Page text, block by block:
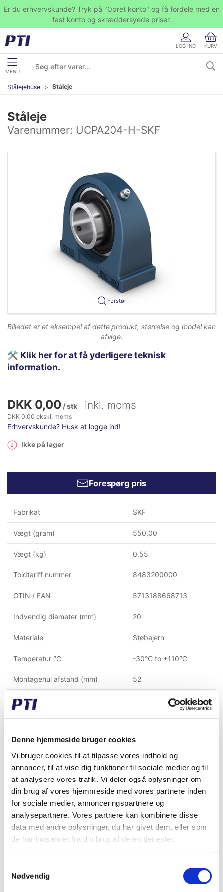
Denne hjemmeside bruger cookies
Vi bruger cookies til at tilpasse vores indhold og
annoncer, til at vise dig funktioner til sociale medier og til
at analysere vores trafik. Vi deler også oplysninger om
din brug af vores hjemmeside med vores partnere inden
for sociale medier, annonceringspartnere og
analysepartnere. Vores partnere kan kombinere disse
data med andre oplysninger, du har givet dem, eller som
de har indsamlet fra din brug af deres tjenester.
Nødvendig
Er du erhvervskunde? Tryk på "Opret konto" og få fordele med en
fast konto og skræddersyede priser.
LOG IND KURV
MENU
Stålejehuse Ståleje
Ståleje
Varenummer: UCPA204-H-SKF
Forstør
Billedet er et eksempel af dette produkt, størrelse og model kan
afvige.
🛠️ Klik her for at få yderligere teknisk
information.
DKK 0,00 / stk inkl. moms
DKK 0,00 ekskl. moms
Erhvervskunde? Husk at logge ind!
Ikke på lager
Forespørg pris
Fabrikat SKF
Vægt (gram) 550,00
Vægt (kg) 0,55
Toldtariff nummer 8483200000
GTIN / EAN 5713188668713
Indvendig diameter (mm) 20
Materiale Støbejern
Temperatur °C -30°C to +110°C
Montagehul afstand (mm) 52
Højde til center af aksel (mm)
Lejebefæstigelse Pinolskrue i inderring
Købt sammen med denne vare
Spar 30%
UCF206-J7
4 Huls Flangeleje